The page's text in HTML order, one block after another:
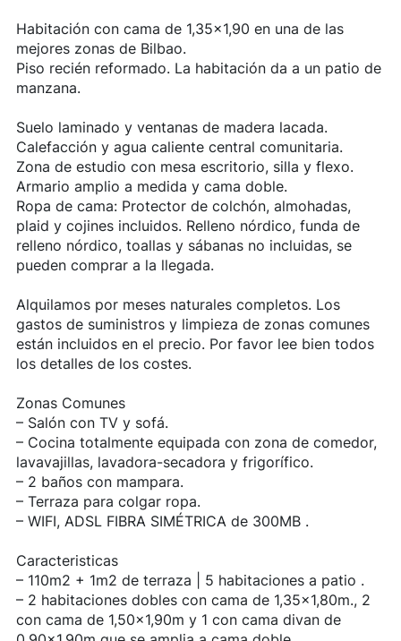
Habitación con cama de 1,35×1,90 en una de las
mejores zonas de Bilbao.
Piso recién reformado. La habitación da a un patio de
manzana.
Suelo laminado y ventanas de madera lacada.
Calefacción y agua caliente central comunitaria.
Zona de estudio con mesa escritorio, silla y flexo.
Armario amplio a medida y cama doble.
Ropa de cama: Protector de colchón, almohadas,
plaid y cojines incluidos. Relleno nórdico, funda de
relleno nórdico, toallas y sábanas no incluidas, se
pueden comprar a la llegada.
Alquilamos por meses naturales completos. Los
gastos de suministros y limpieza de zonas comunes
están incluidos en el precio. Por favor lee bien todos
los detalles de los costes.
Zonas Comunes
– Salón con TV y sofá.
– Cocina totalmente equipada con zona de comedor,
lavavajillas, lavadora-secadora y frigorífico.
– 2 baños con mampara.
– Terraza para colgar ropa.
– WIFI, ADSL FIBRA SIMÉTRICA de 300MB .
Caracteristicas
– 110m2 + 1m2 de terraza | 5 habitaciones a patio .
– 2 habitaciones dobles con cama de 1,35×1,80m., 2
con cama de 1,50x1,90m y 1 con cama divan de